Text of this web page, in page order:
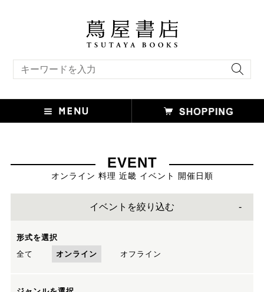
EVENT
オンライン 料理 近畿 イベント 開催日順
イベントを絞り込む
形式を選択
全て
オンライン オフライン